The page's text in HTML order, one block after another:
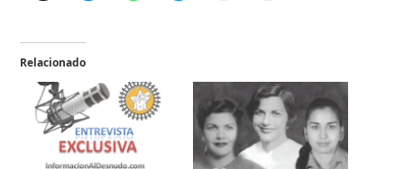
Relacionado